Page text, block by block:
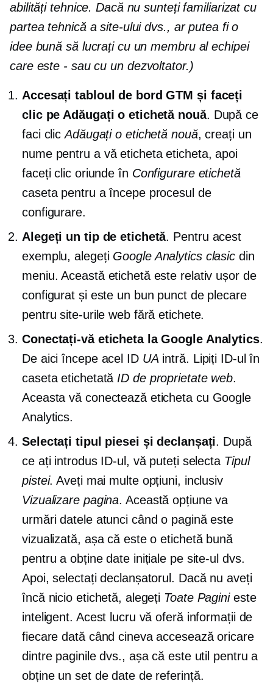
abilități tehnice. Dacă nu sunteți familiarizat cu
partea tehnică a site-ului dvs., ar putea fi o
idee bună să lucrați cu un membru al echipei
care este -sau cu un dezvoltator.)
Accesați tabloul de bord GTM și faceți
clic pe Adăugați o etichetă nouă. După ce
faci clicAdăugați o etichetă nouă, creați un
nume pentru a vă eticheta eticheta, apoi
faceți clic oriunde în Configurare etichetă
caseta pentru a începe procesul de
configurare.
Alegeți un tip de etichetă. Pentru acest
exemplu, alegeți Google Analytics clasic din
meniu. Această etichetă este relativ ușor de
configurat și este un bun punct de plecare
pentru site-urile web fără etichete.
Conectați-vă eticheta la Google Analytics.
De aici începe acel ID UA intră. Lipiți ID-ul în
caseta etichetată ID de proprietate web.
Aceasta vă conectează eticheta cu Google
Analytics.
Selectați tipul piesei și declanșați. După
ce ați introdus ID-ul, vă puteți selecta Tipul
pistei. Aveți mai multe opțiuni, inclusiv
Vizualizare pagina. Această opțiune va
urmări datele atunci când o pagină este
vizualizată, așa că este o etichetă bună
pentru a obține date inițiale pe site-ul dvs.
Apoi, selectați declanșatorul. Dacă nu aveți
încă nicio etichetă, alegeți Toate Paginieste
inteligent. Acest lucru vă oferă informații de
fiecare dată când cineva accesează oricare
dintre paginile dvs., așa că este util pentru a
obține un set de date de referință.